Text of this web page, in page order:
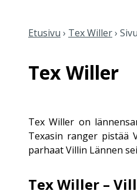
Etusivu › Tex Willer›
Tex Willer
Tex Willer on
Texasin ranger pistää
parhaat Villin Lännen
Tex Willer –